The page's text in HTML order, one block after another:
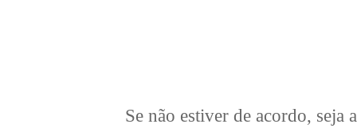
Se não estiver de acordo, seja